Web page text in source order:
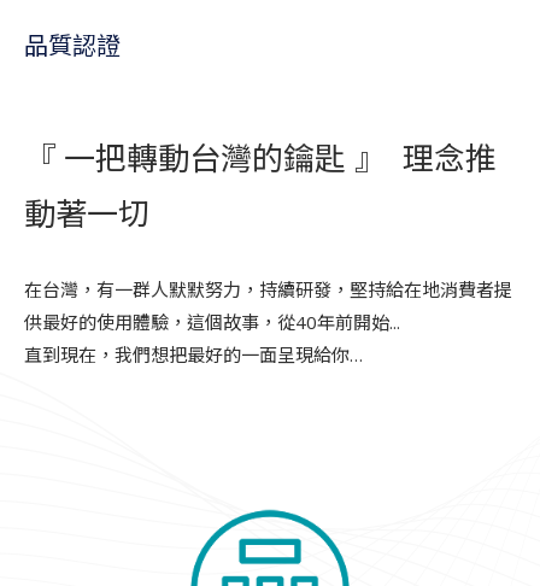
品質認證
『 一把轉動台灣的鑰匙 』 理念推
動著一切
在台灣，有一群人默默努力，持續研發，堅持給在地消費者提
供最好的使用體驗，這個故事，從40年前開始...
直到現在，我們想把最好的一面呈現給你…